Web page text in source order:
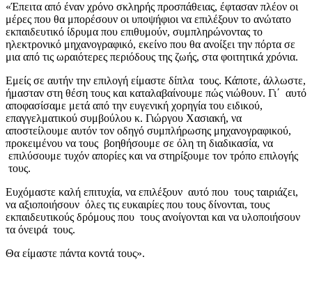
«Έπειτα από έναν χρόνο σκληρής προσπάθειας, έφτασαν πλέον οι
μέρες που θα μπορέσουν οι υποψήφιοι να επιλέξουν το ανώτατο
εκπαιδευτικό ίδρυμα που επιθυμούν, συμπληρώνοντας το
ηλεκτρονικό μηχανογραφικό, εκείνο που θα ανοίξει την πόρτα σε
μια από τις ωραιότερες περιόδους της ζωής, στα φοιτητικά χρόνια.
Εμείς σε αυτήν την επιλογή είμαστε δίπλα τους. Κάποτε, άλλωστε,
ήμασταν στη θέση τους και καταλαβαίνουμε πώς νιώθουν. Γι΄ αυτό
αποφασίσαμε μετά από την ευγενική χορηγία του ειδικού,
επαγγελματικού συμβούλου κ. Γιώργου Χασιακή, να
αποστείλουμε αυτόν τον οδηγό συμπλήρωσης μηχανογραφικού,
προκειμένου να τους βοηθήσουμε σε όλη τη διαδικασία, να
επιλύσουμε τυχόν απορίες και να στηρίξουμε τον τρόπο επιλογής
τους.
Ευχόμαστε καλή επιτυχία, να επιλέξουν αυτό που τους ταιριάζει,
να αξιοποιήσουν όλες τις ευκαιρίες που τους δίνονται, τους
εκπαιδευτικούς δρόμους που τους ανοίγονται και να υλοποιήσουν
τα όνειρά τους.
Θα είμαστε πάντα κοντά τους».